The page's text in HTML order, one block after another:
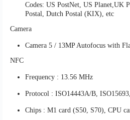
Codes: US PostNet, US Planet,UK
Postal, Dutch Postal (KIX), etc
Camera
Camera 5 / 13MP Autofocus with
NFC
Frequency : 13.56 MHz
Protocol : ISO14443A/B,
Chips : M1 card (S50, S70), CPU